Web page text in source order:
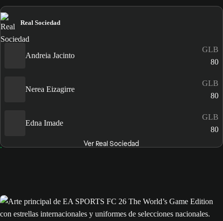
Real Sociedad
Andreia Jacinto
GLB
80
Nerea Eizagirre
GLB
80
Edna Imade
GLB
80
Ver Real Sociedad